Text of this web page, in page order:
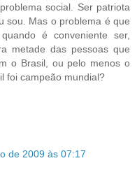
social. Ser patriota
sou. Mas o problema é que
é conveniente ser,
metade das pessoas que
o Brasil, ou pelo menos o
foi campeão mundial?
de 2009 às 07:17